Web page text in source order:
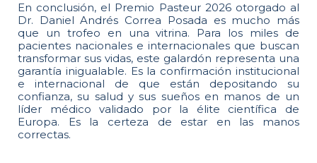
En conclusión, el Premio Pasteur 2026 otorgado al
Dr. Daniel Andrés Correa Posada es mucho más
que un trofeo en una vitrina. Para los miles de
pacientes nacionales e internacionales que buscan
transformar sus vidas, este galardón representa una
garantía inigualable. Es la confirmación institucional
e internacional de que están depositando su
confianza, su salud y sus sueños en manos de un
líder médico validado por la élite científica de
Europa. Es la certeza de estar en las manos
correctas.